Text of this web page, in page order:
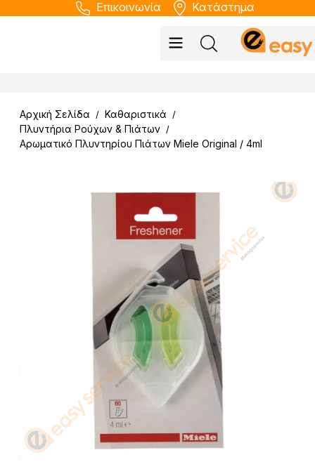
Επικοινωνία Κατάστημα
Αρχική Σελίδα / Καθαριστικά /
Πλυντήρια Ρούχων & Πιάτων /
Αρωματικό Πλυντηρίου Πιάτων Miele Original / 4ml